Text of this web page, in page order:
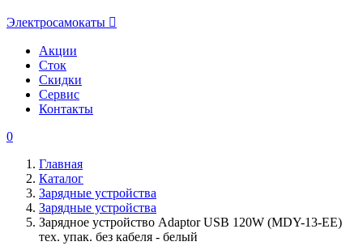
Электросамокаты
Акции
Сток
Скидки
Сервис
Контакты
0
Главная
Каталог
Зарядные устройства
Зарядные устройства
Зарядное устройство Adaptor USB 120W (MDY-13-EE)
тех. упак. без кабеля - белый